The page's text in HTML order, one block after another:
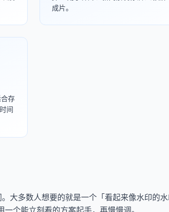
成片。
存
间
大多数人想要的就是一个「看起来像水印的
个能立刻看的方案起手，再慢慢调。